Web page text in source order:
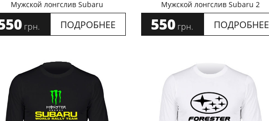
Мужской лонгслив Subaru
грн. ПОДРОБНЕЕ
Мужской лонгслив Subaru 2
550 грн. ПОДРОБНЕЕ